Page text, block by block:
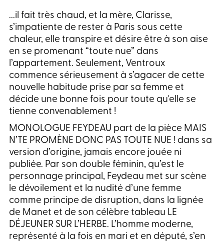
...il fait très chaud, et la mère, Clarisse,
s’impatiente de rester à Paris sous cette
chaleur, elle transpire et désire être à son aise
en se promenant “toute nue” dans
l’appartement. Seulement, Ventroux
commence sérieusement à s’agacer de cette
nouvelle habitude prise par sa femme et
décide une bonne fois pour toute qu'elle se
tienne convenablement !
MONOLOGUE FEYDEAU part de la pièce MAIS
N’TE PROMÈNE DONC PAS TOUTE NUE ! dans sa
version d’origine, jamais encore jouée ni
publiée. Par son double féminin, qu’est le
personnage principal, Feydeau met sur scène
le dévoilement et la nudité d’une femme
comme principe de disruption, dans la lignée
de Manet et de son célèbre tableau LE
DÉJEUNER SUR L’HERBE. L’homme moderne,
représenté à la fois en mari et en député, s’en